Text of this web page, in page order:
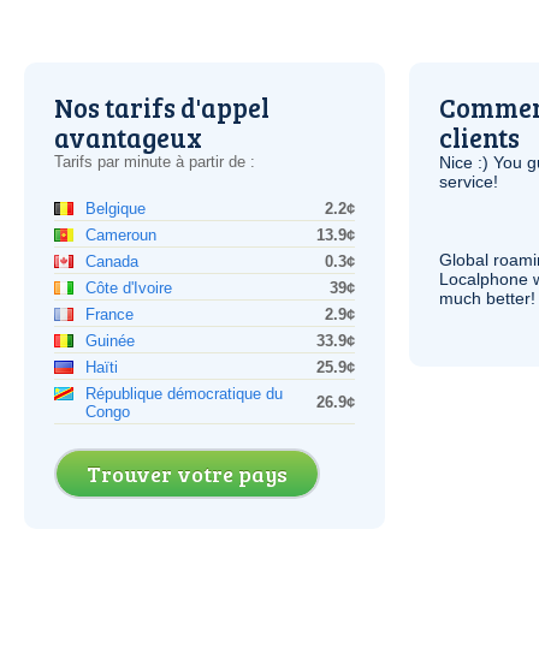
Nos tarifs d'appel
avantageux
Tarifs par minute à partir de :
Belgique
2.2¢
Cameroun
13.9¢
Canada
0.3¢
Côte d'Ivoire
39¢
France
2.9¢
Guinée
33.9¢
Haïti
25.9¢
République démocratique du
Congo
26.9¢
Trouver votre pays
clients
Nice :) You
service!
Global
Localphone
much better!